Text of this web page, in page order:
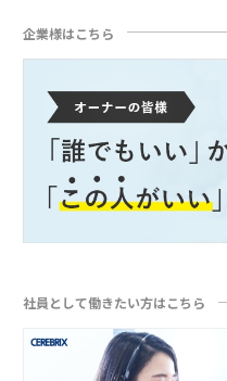
企業様はこちら
社員として働きたい方はこちら